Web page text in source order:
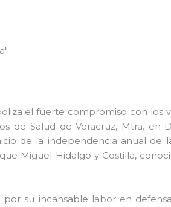
el fuerte compromiso con los
de Salud de Veracruz, Mtra. en
de la independencia anual de
Miguel Hidalgo y Costilla,
su incansable labor en